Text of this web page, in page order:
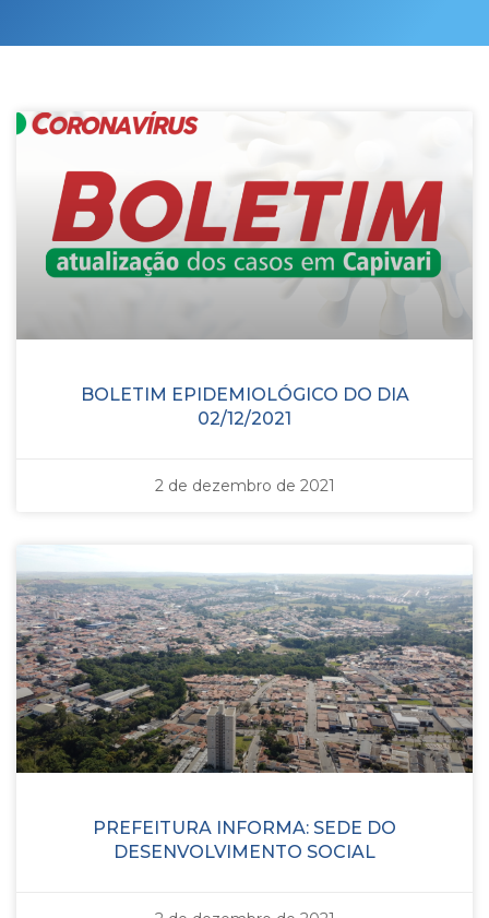
BOLETIM EPIDEMIOLÓGICO DO DIA
02/12/2021
2 de dezembro de 2021
PREFEITURA INFORMA: SEDE DO
DESENVOLVIMENTO SOCIAL